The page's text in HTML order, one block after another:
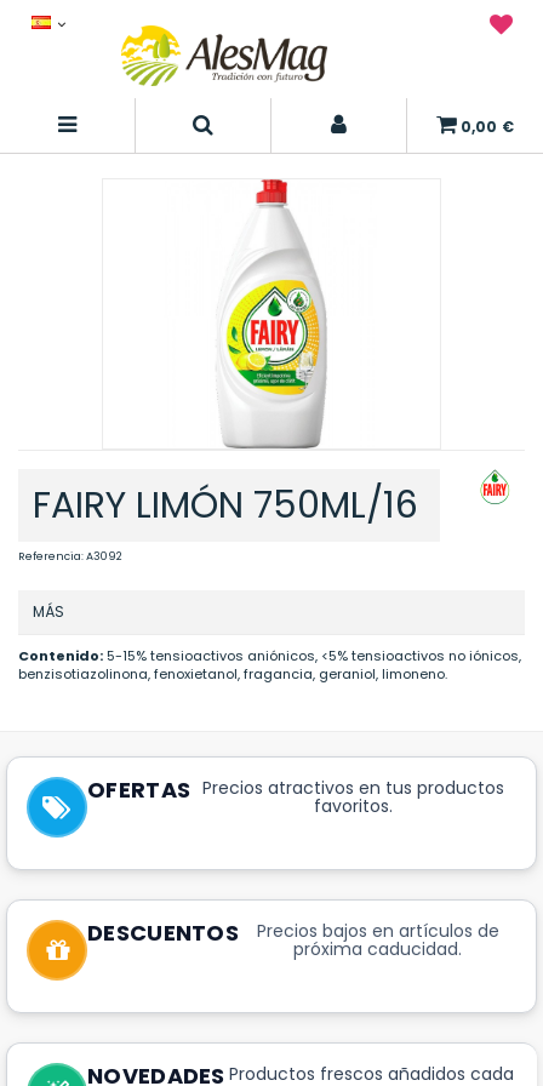
0,00 €
FAIRY LIMÓN 750ML/16
Referencia:A3092
MÁS
Contenido:5-15% tensioactivos aniónicos, <5% tensioactivos no iónicos,
benzisotiazolinona, fenoxietanol, fragancia, geraniol, limoneno.
OFERTAS Precios atractivos en tus productos
favoritos.
DESCUENTOS Precios bajos en artículos de
próxima caducidad.
NOVEDADES Productos frescos añadidos cada